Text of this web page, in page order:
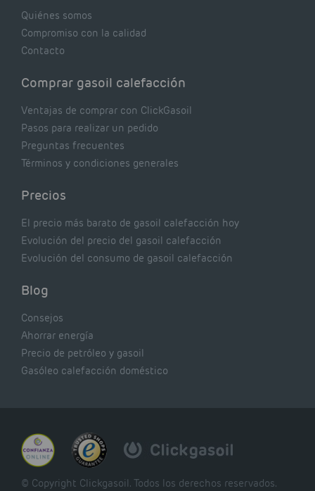
Quiénes somos
Compromiso con la calidad
Contacto
Comprar gasoil calefacción
Ventajas de comprar con ClickGasoil
Pasos para realizar un pedido
Preguntas frecuentes
Términos y condiciones generales
Precios
El precio más barato de gasoil calefacción hoy
Evolución del precio del gasoil calefacción
Evolución del consumo de gasoil calefacción
Blog
Consejos
Ahorrar energía
Precio de petróleo y gasoil
Gasóleo calefacción doméstico
© Copyright Clickgasoil. Todos los derechos reservados.